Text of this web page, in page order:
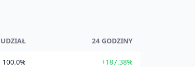
UDZIAŁ 24 GODZINY
100.0% +187.38%